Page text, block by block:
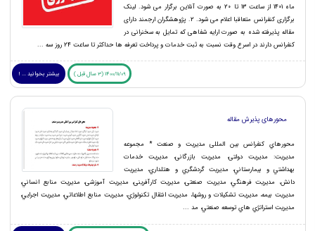
ماه 1401 از ساعت 13 تا 20 به صورت آنلاین برگزار می شود. لینک
برگزاری کنفرانس متعاقبا اعلام می شود. 2. پژوهشگران ارجمند دارای
مقاله پذیرفته شده به صورت ارایه شفاهی که تمایل به سخنرانی در
کنفرانس دارند در اسرع وقت نسبت به ثبت خدمات و پرداخت تعرفه ها حداکثر تا ساعت 24 روز سه ...
1400/11/09 (3 سال قبل ) بیشتر بخوانید ... !
محورهای پذیرش مقاله
محورهاي کنفرانس بین المللی مدیریت و صنعت * مجموعه
مديريت: مدیریت دولتی، مديريت بازرگانی، مديريت خدمات
بهداشتي و بيمارستاني، مديريت گردشگري و هتلداري، مديريت
دانش، مديريت فرهنگي، مديريت صنعتی، مديريت کارآفرینی، مديريت آموزشی، مديريت منابع انساني،
مديريت بیمه، مديريت تشكيلات و روشها، مديريت انتقال تكنولوژي، مديريت منابع اطلاعاتي، مديريت اجرايي،
مديريت استراتژي هاي توسعه صنعتي، مد ...